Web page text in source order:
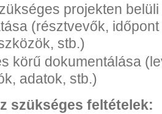
projekten
(résztvevők,
stb.)
körű dokumentálása
adatok, stb.)
szükséges feltételek: